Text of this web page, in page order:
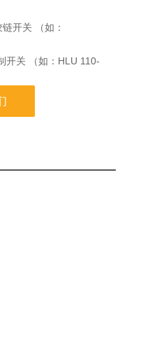
开关 （如：
开关 （如：HLU 110-